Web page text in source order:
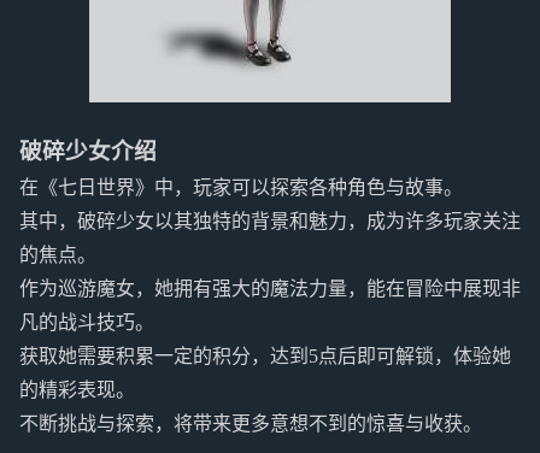
破碎少女介绍
在《七日世界》中，玩家可以探索各种角色与故事。
其中，破碎少女以其独特的背景和魅力，成为许多玩家关注
的焦点。
作为巡游魔女，她拥有强大的魔法力量，能在冒险中展现非
凡的战斗技巧。
获取她需要积累一定的积分，达到5点后即可解锁，体验她
的精彩表现。
不断挑战与探索，将带来更多意想不到的惊喜与收获。